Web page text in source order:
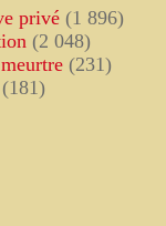
privé (1 896)
(2 048)
(231)
(181)